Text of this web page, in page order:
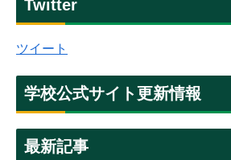
Twitter
ツイート
学校公式サイト更新情報
最新記事